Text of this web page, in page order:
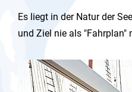
Es liegt in der Natur der
und Ziel nie als "Fahrplan"